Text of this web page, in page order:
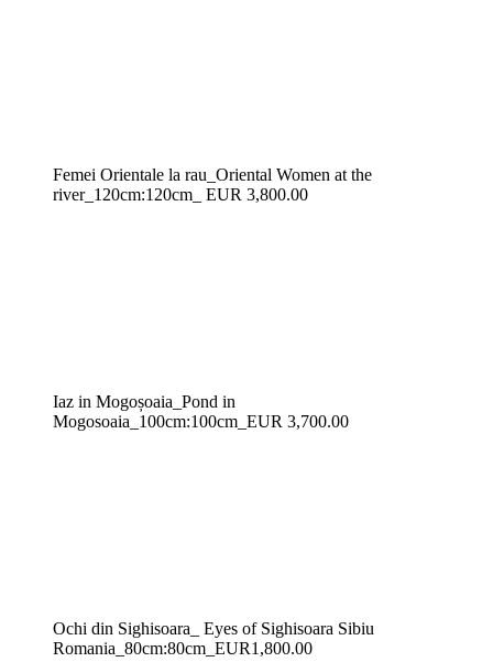
Femei Orientale la rau_Oriental Women at the
river_120cm:120cm_ EUR 3,800.00
Iaz in Mogoșoaia_Pond in
Mogosoaia_100cm:100cm_EUR 3,700.00
Ochi din Sighisoara_ Eyes of Sighisoara Sibiu
Romania_80cm:80cm_EUR1,800.00